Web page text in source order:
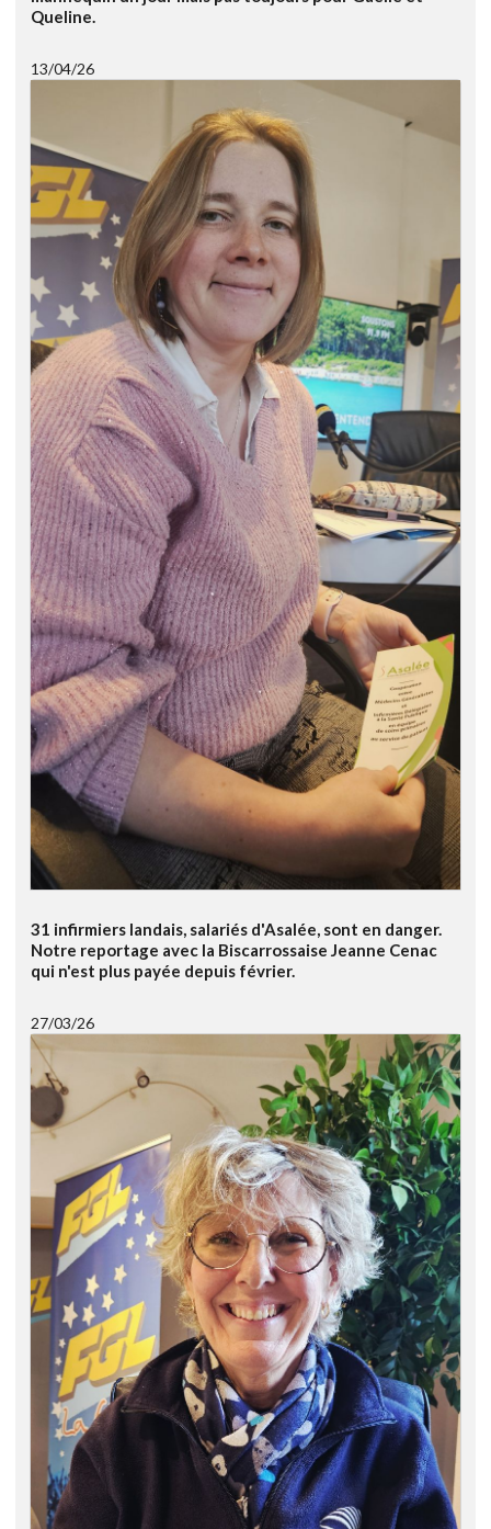
Queline.
13/04/26
31 infirmiers landais, salariés d'Asalée, sont en danger.
Notre reportage avec la Biscarrossaise Jeanne Cenac
qui n'est plus payée depuis février.
27/03/26